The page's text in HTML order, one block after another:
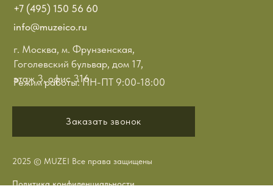
2025 © MUZEI Все права защищены
Политика конфиденциальности
Заказать звонок
Режим работы: ПН-ПТ 9:00-18:00
г. Москва, м. Фрунзенская,
Гоголевский бульвар, дом 17,
этаж 3, офис 316
+7 (495) 150 56 60
info@muzeico.ru